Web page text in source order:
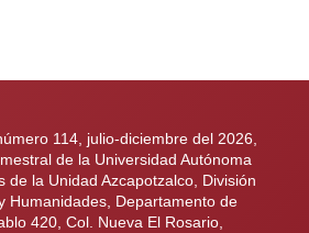
114, julio-diciembre del 2026,
de la Universidad Autónoma
de la Unidad Azcapotzalco, División
Humanidades, Departamento de
420, Col. Nueva El Rosario,